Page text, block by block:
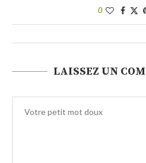
0
LAISSEZ UN